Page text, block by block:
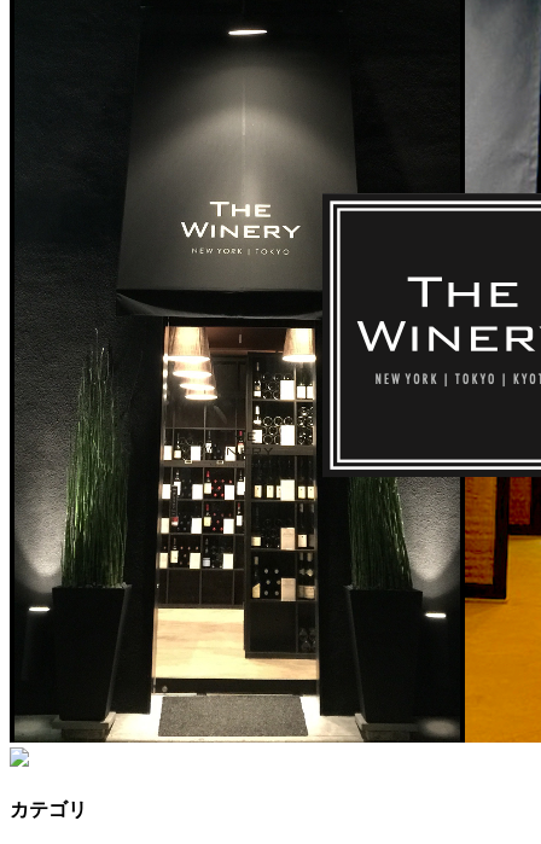
カテゴリ